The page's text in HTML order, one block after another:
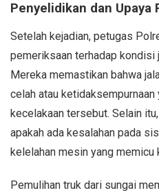
Penyelidikan dan Upaya
Setelah kejadian, petugas
pemeriksaan terhadap kondisi
Mereka memastikan bahwa
celah atau ketidaksempurnaan
kecelakaan tersebut. Selain
apakah ada kesalahan pada
kelelahan mesin yang memicu
Pemulihan truk dari sungai